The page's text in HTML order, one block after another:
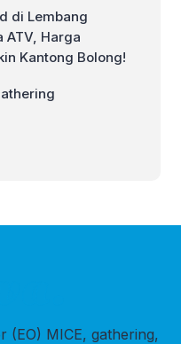
di Lembang
ATV, Harga
Kantong Bolong!
(EO) MICE, gathering,